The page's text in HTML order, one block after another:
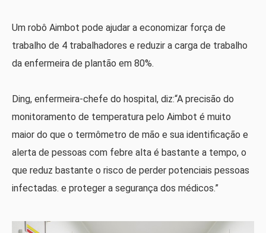
Um robô Aimbot pode ajudar a economizar força de
trabalho de 4 trabalhadores e reduzir a carga de trabalho
da enfermeira de plantão em 80%.
Ding, enfermeira-chefe do hospital, diz:“A precisão do
monitoramento de temperatura pelo Aimbot é muito
maior do que o termômetro de mão e sua identificação e
alerta de pessoas com febre alta é bastante a tempo, o
que reduz bastante o risco de perder potenciais pessoas
infectadas. e proteger a segurança dos médicos.”